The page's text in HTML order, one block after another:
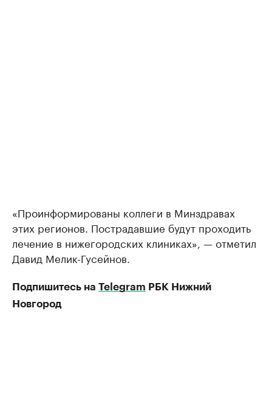
«Проинформированы коллеги в Минздравах
этих регионов. Пострадавшие будут проходить
лечение в нижегородских клиниках», — отметил
Давид Мелик-Гусейнов.
Подпишитесь на Telegram РБК Нижний
Новгород